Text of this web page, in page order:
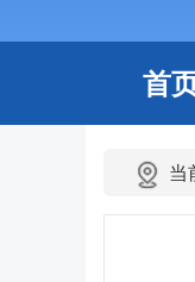
首
当